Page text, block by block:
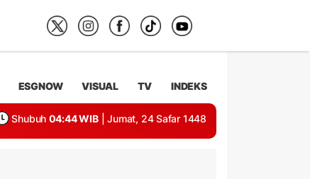
ESGNOW VISUAL TV INDEKS
Shubuh 04:44 WIB | Jumat, 24 Safar 1448